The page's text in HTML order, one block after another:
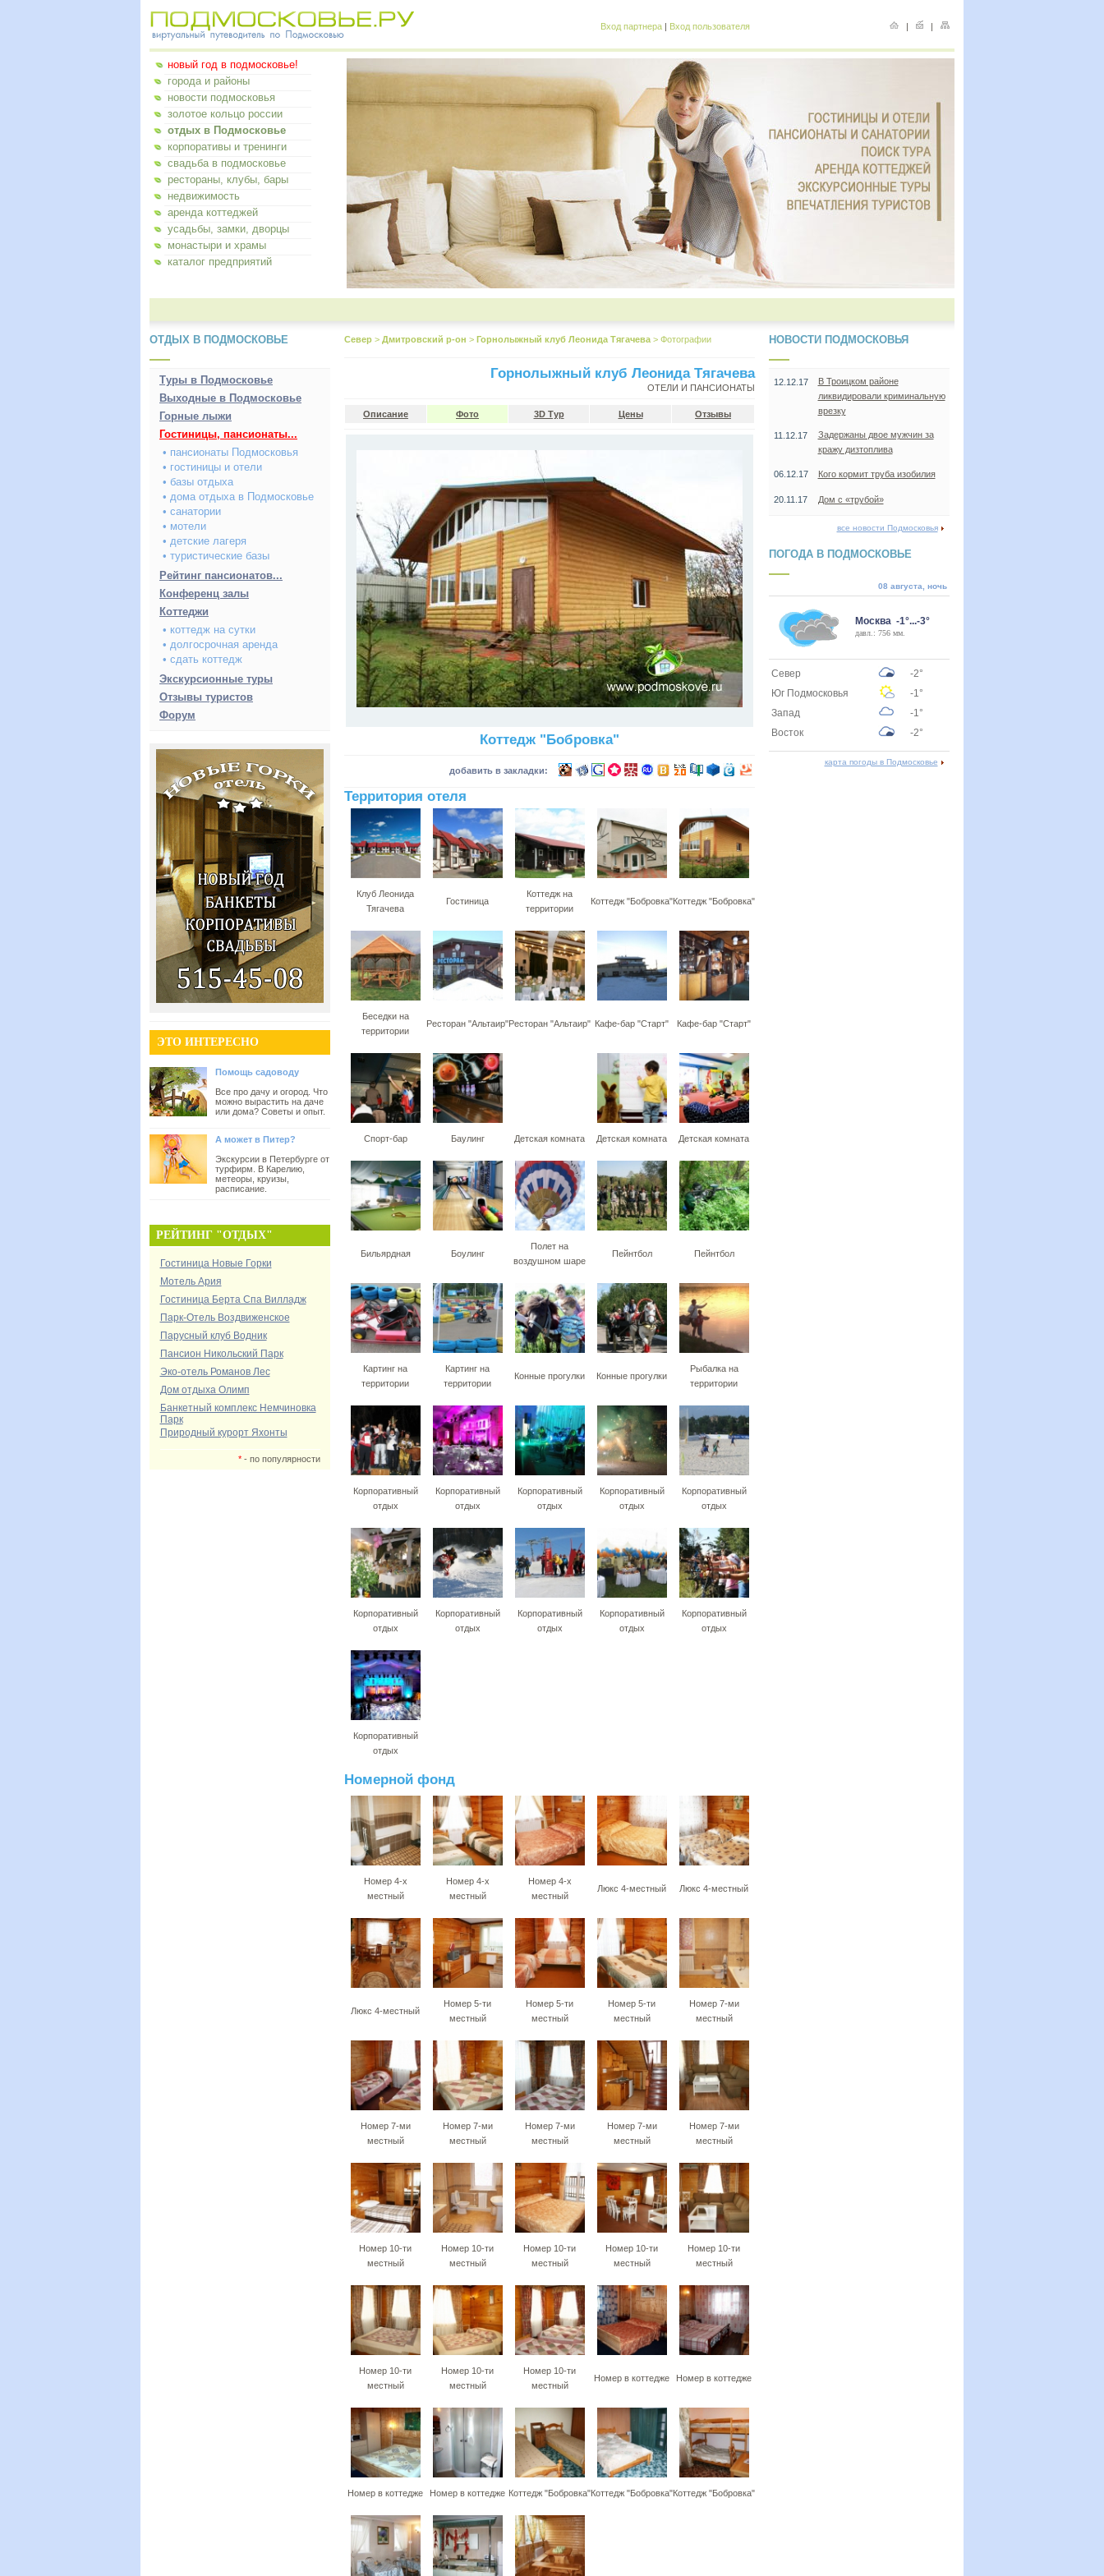
Вход партнера | Вход пользователя | |
новый год в подмосковье!
города и районы
новости подмосковья
золотое кольцо россии
отдых в Подмосковье
корпоративы и тренинги
свадьба в подмосковье
рестораны, клубы, бары
недвижимость
аренда коттеджей
усадьбы, замки, дворцы
монастыри и храмы
каталог предприятий
ОТДЫХ В ПОДМОСКОВЬЕ
Туры в Подмосковье
Выходные в Подмосковье
Горные лыжи
Гостиницы, пансионаты...
• пансионаты Подмосковья
• гостиницы и отели
• базы отдыха
• дома отдыха в Подмосковье
• санатории
• мотели
• детские лагеря
• туристические базы
Рейтинг пансионатов...
Конференц залы
Коттеджи
• коттедж на сутки
• долгосрочная аренда
• сдать коттедж
Экскурсионные туры
Отзывы туристов
Форум
ЭТО ИНТЕРЕСНО
Помощь садоводу
Все про дачу и огород. Что
можно вырастить на даче
или дома? Советы и опыт.
А может в Питер?
Экскурсии в Петербурге от
турфирм. В Карелию,
метеоры, круизы,
расписание.
РЕЙТИНГ "ОТДЫХ"
Гостиница Новые Горки
Мотель Ария
Гостиница Берта Спа Вилладж
Парк-Отель Воздвиженское
Парусный клуб Водник
Пансион Никольский Парк
Эко-отель Романов Лес
Дом отдыха Олимп
Банкетный комплекс Немчиновка
Парк
Природный курорт Яхонты
*- по популярности
Север > Дмитровский р-он > Горнолыжный клуб Леонида Тягачева > Фотографии
Горнолыжный клуб Леонида Тягачева
ОТЕЛИ И ПАНСИОНАТЫ
Описание Фото 3D Тур Цены Отзывы
Коттедж "Бобровка"
добавить в закладки:
Территория отеля
Клуб Леонида
Тягачева
Гостиница
Коттедж на
территории
Коттедж "Бобровка"Коттедж "Бобровка"
Беседки на
территории
Ресторан "Альтаир"Ресторан "Альтаир" Кафе-бар "Старт" Кафе-бар "Старт"
Спорт-бар Баулинг Детская комната Детская комната Детская комната
Бильярдная Боулинг
Полет на
воздушном шаре
Пейнтбол Пейнтбол
Картинг на
территории
Картинг на
территории
Конные прогулки Конные прогулки
Рыбалка на
территории
Корпоративный
отдых
Корпоративный
отдых
Корпоративный
отдых
Корпоративный
отдых
Корпоративный
отдых
Корпоративный
отдых
Корпоративный
отдых
Корпоративный
отдых
Корпоративный
отдых
Корпоративный
отдых
Корпоративный
отдых
Номерной фонд
Номер 4-х
местный
Номер 4-х
местный
Номер 4-х
местный
Люкс 4-местный Люкс 4-местный
Люкс 4-местный
Номер 5-ти
местный
Номер 5-ти
местный
Номер 5-ти
местный
Номер 7-ми
местный
Номер 7-ми
местный
Номер 7-ми
местный
Номер 7-ми
местный
Номер 7-ми
местный
Номер 7-ми
местный
Номер 10-ти
местный
Номер 10-ти
местный
Номер 10-ти
местный
Номер 10-ти
местный
Номер 10-ти
местный
Номер 10-ти
местный
Номер 10-ти
местный
Номер 10-ти
местный
Номер в коттедже Номер в коттедже
Номер в коттедже Номер в коттедже Коттедж "Бобровка"Коттедж "Бобровка"Коттедж "Бобровка"
НОВОСТИ ПОДМОСКОВЬЯ
12.12.17
В Троицком районе
ликвидировали криминальную
врезку
11.12.17
Задержаны двое мужчин за
кражу дизтоплива
06.12.17 Кого кормит труба изобилия
20.11.17 Дом с «трубой»
все новости Подмосковья
ПОГОДА В ПОДМОСКОВЬЕ
08 августа, ночь
Москва -1°...-3°
давл.: 756 мм.
Север
-2°
Юг Подмосковья
-1°
Запад
-1°
Восток
-2°
карта погоды в Подмосковье